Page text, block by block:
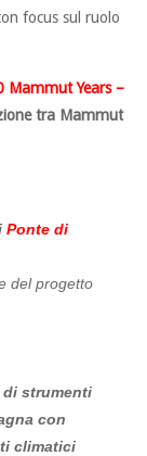
focus sul ruolo
Mammut Years –
tra Mammut
Ponte di
del progetto
di strumenti
con
climatici